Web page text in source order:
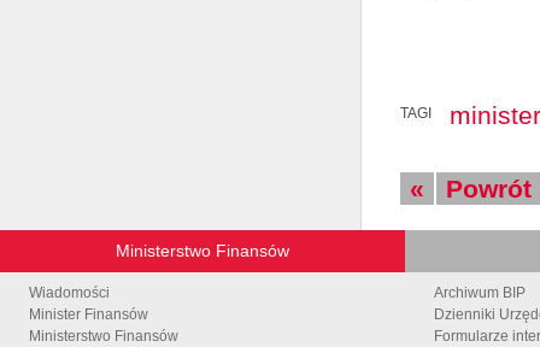
TAGI
« Powrót
Ministerstwo Finansów
Wiadomości
Minister Finansów
Ministerstwo Finansów
Archiwum BIP
Dzienniki
Formularze